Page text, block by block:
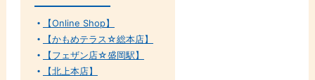
【Online Shop】
【かもめテラス☆総本店】
【フェザン店☆盛岡駅】
【北上本店】